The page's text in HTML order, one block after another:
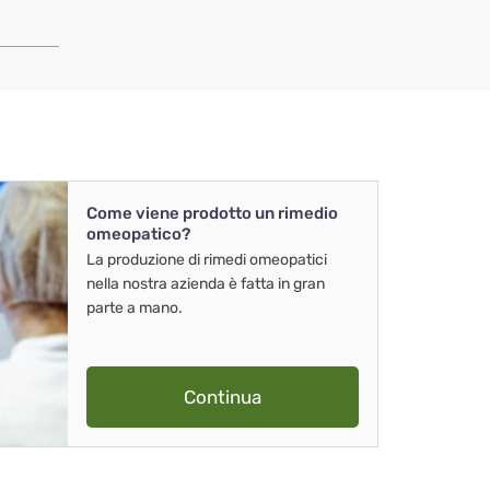
Come viene prodotto un rimedio
omeopatico?
La produzione di rimedi omeopatici
nella nostra azienda è fatta in gran
parte a mano.
Continua